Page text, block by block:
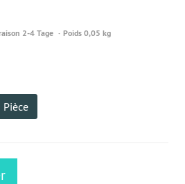
2-4 Tage Poids 0,05 kg
Pièce